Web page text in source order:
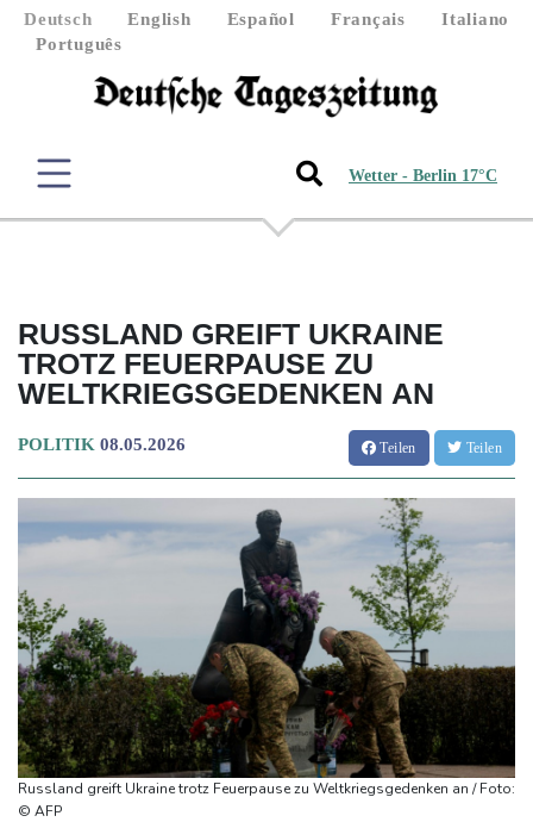
Deutsch English Español Français
Italiano
Português
Wetter - Berlin 17°C
RUSSLAND GREIFT UKRAINE
TROTZ FEUERPAUSE ZU
WELTKRIEGSGEDENKEN AN
POLITIK 08.05.2026 Teilen Teilen
Russland greift Ukraine trotz Feuerpause zu Weltkriegsgedenken an / Foto:
© AFP